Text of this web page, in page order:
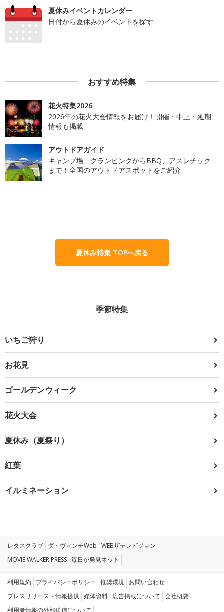
夏休みイベントカレンダー
日付から夏休みのイベントを探す
おすすめ特集
花火特集2026
2026年の花火大会情報をお届け！開催・中止・延期
情報も掲載
アウトドアガイド
キャンプ場、グランピングからBBQ、アスレチック
まで！全国のアウトドアスポットをご紹介
夏休み特集 TOPへ戻る
季節特集
いちご狩り
お花見
ゴールデンウィーク
花火大会
夏休み（夏祭り）
紅葉
イルミネーション
レタスクラブ ダ・ヴィンチWeb WEBザテレビジョン
MOVIE WALKER PRESS 毎日が発見ネット
利用規約 プライバシーポリシー 推奨環境 お問い合わせ
プレスリリース・情報提供 媒体資料 広告掲載について 会社概要
利用者情報の外部送信について